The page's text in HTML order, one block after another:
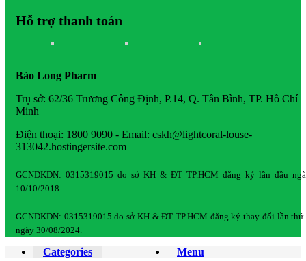
Hỗ trợ thanh toán
Bảo Long Pharm
Trụ sở: 62/36 Trương Công Định, P.14, Q. Tân Bình, TP. Hồ Chí
Minh
Điện thoại: 1800 9090 - Email: cskh@lightcoral-louse-
313042.hostingersite.com
GCNDKDN: 0315319015 do sở KH & ĐT TP.HCM đăng ký lần đầu
10/10/2018.
GCNDKDN: 0315319015 do sở KH & ĐT TP.HCM đăng ký thay đổi lần thứ
ngày 30/08/2024.
Menu
Categories